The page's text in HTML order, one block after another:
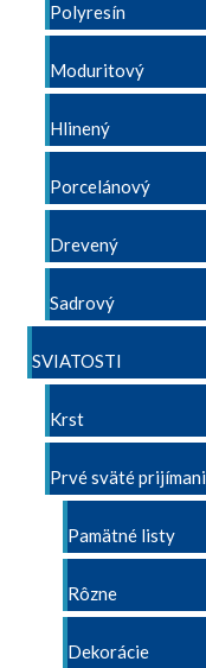
Polyresín
Moduritový
Hlinený
Porcelánový
Drevený
Sadrový
SVIATOSTI
Krst
Prvé sväté
Pamätné listy
Rôzne
Dekorácie